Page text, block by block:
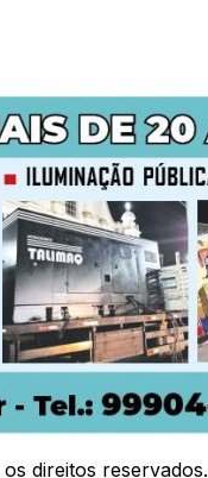
direitos reservados.